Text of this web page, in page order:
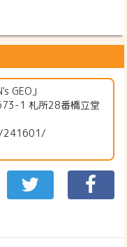
GEO」
1 札所28番橋立堂